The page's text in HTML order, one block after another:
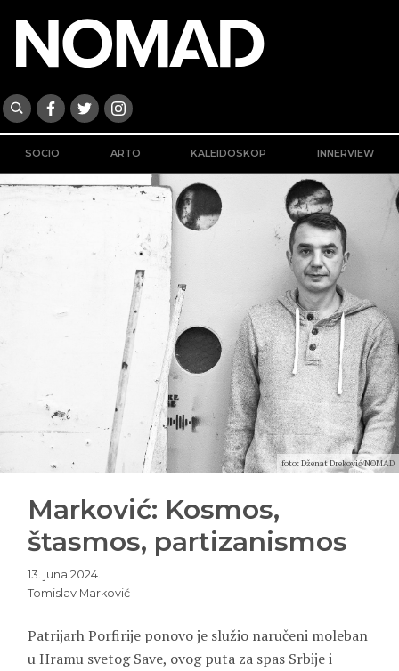
SOCIO ARTO KALEIDOSKOP INNERVIEW
foto: Dženat Dreković/NOMAD
Marković: Kosmos,
štasmos, partizanismos
13. juna 2024.
Tomislav Marković
Patrijarh Porfirije ponovo je služio naručeni moleban
u Hramu svetog Save, ovog puta za spas Srbije i